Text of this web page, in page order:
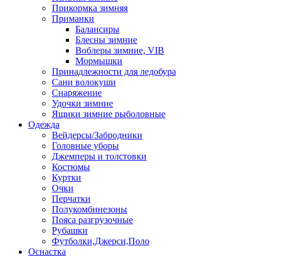
Прикормка зимняя
Приманки
Балансиры
Блесны зимние
Воблеры зимние, VIB
Мормышки
Принадлежности для ледобура
Сани волокуши
Снаряжение
Удочки зимние
Ящики зимние рыболовные
Одежда
Вейдерсы/Забродники
Головные уборы
Джемперы и толстовки
Костюмы
Куртки
Очки
Перчатки
Полукомбинезоны
Пояса разгрузочные
Рубашки
Футболки,Джерси,Поло
Оснастка